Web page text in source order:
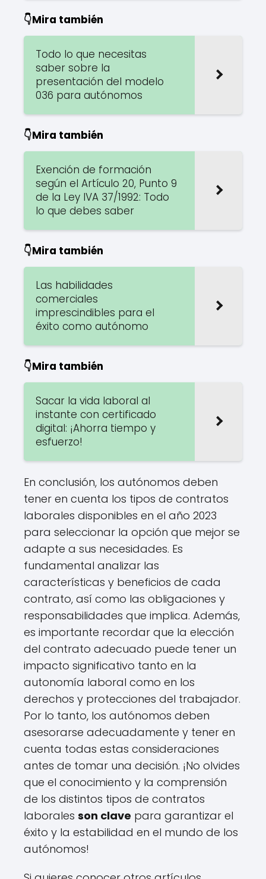
👇Mira también
Todo lo que necesitas
saber sobre la
presentación del modelo
036 para autónomos
👇Mira también
Exención de formación
según el Artículo 20, Punto 9
de la Ley IVA 37/1992: Todo
lo que debes saber
👇Mira también
Las habilidades
comerciales
imprescindibles para el
éxito como autónomo
👇Mira también
Sacar la vida laboral al
instante con certificado
digital: ¡Ahorra tiempo y
esfuerzo!
En conclusión, los autónomos deben
tener en cuenta los tipos de contratos
laborales disponibles en el año 2023
para seleccionar la opción que mejor se
adapte a sus necesidades. Es
fundamental analizar las
características y beneficios de cada
contrato, así como las obligaciones y
responsabilidades que implica. Además,
es importante recordar que la elección
del contrato adecuado puede tener un
impacto significativo tanto en la
autonomía laboral como en los
derechos y protecciones del trabajador.
Por lo tanto, los autónomos deben
asesorarse adecuadamente y tener en
cuenta todas estas consideraciones
antes de tomar una decisión. ¡No olvides
que el conocimiento y la comprensión
de los distintos tipos de contratos
laborales son clave para garantizar el
éxito y la estabilidad en el mundo de los
autónomos!